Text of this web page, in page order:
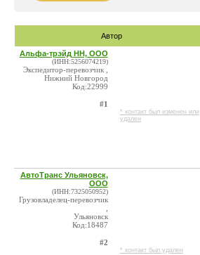
Автор
Альфа-трэйд НН, ООО
(ИНН:5256074219)
Экспедитор-перевозчик ,
Нижний Новгород
Код:22999
#1
* контакт был изменен или
удален
АвтоТранс Ульяновск,
ООО
(ИНН:7325050952)
Грузовладелец-перевозчик
Ульяновск
Код:18487
#2
* контакт был удален